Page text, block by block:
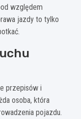
względem
jazdy to tylko
przepisów i
osoba, która
pojazdu.